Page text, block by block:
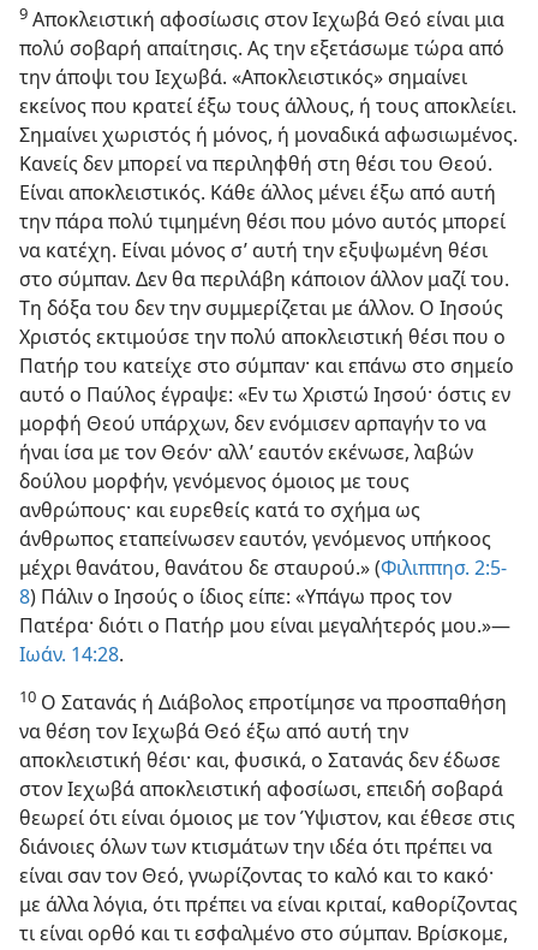
9 Αποκλειστική αφοσίωσις στον Ιεχωβά Θεό είναι μια
πολύ σοβαρή απαίτησις. Ας την εξετάσωμε τώρα από
την άποψι του Ιεχωβά. «Αποκλειστικός» σημαίνει
εκείνος που κρατεί έξω τους άλλους, ή τους αποκλείει.
Σημαίνει χωριστός ή μόνος, ή μοναδικά αφωσιωμένος.
Κανείς δεν μπορεί να περιληφθή στη θέσι του Θεού.
Είναι αποκλειστικός. Κάθε άλλος μένει έξω από αυτή
την πάρα πολύ τιμημένη θέσι που μόνο αυτός μπορεί
να κατέχη. Είναι μόνος σ’ αυτή την εξυψωμένη θέσι
στο σύμπαν. Δεν θα περιλάβη κάποιον άλλον μαζί του.
Τη δόξα του δεν την συμμερίζεται με άλλον. Ο Ιησούς
Χριστός εκτιμούσε την πολύ αποκλειστική θέσι που ο
Πατήρ του κατείχε στο σύμπαν· και επάνω στο σημείο
αυτό ο Παύλος έγραψε: «Εν τω Χριστώ Ιησού· όστις εν
μορφή Θεού υπάρχων, δεν ενόμισεν αρπαγήν το να
ήναι ίσα με τον Θεόν· αλλ’ εαυτόν εκένωσε, λαβών
δούλου μορφήν, γενόμενος όμοιος με τους
ανθρώπους· και ευρεθείς κατά το σχήμα ως
άνθρωπος εταπείνωσεν εαυτόν, γενόμενος υπήκοος
μέχρι θανάτου, θανάτου δε σταυρού.» (Φιλιππησ. 2:5-
8) Πάλιν ο Ιησούς ο ίδιος είπε: «Υπάγω προς τον
Πατέρα· διότι ο Πατήρ μου είναι μεγαλήτερός μου.»—
Ιωάν. 14:28.
10 Ο Σατανάς ή Διάβολος επροτίμησε να προσπαθήση
να θέση τον Ιεχωβά Θεό έξω από αυτή την
αποκλειστική θέσι· και, φυσικά, ο Σατανάς δεν έδωσε
στον Ιεχωβά αποκλειστική αφοσίωσι, επειδή σοβαρά
θεωρεί ότι είναι όμοιος με τον Ύψιστον, και έθεσε στις
διάνοιες όλων των κτισμάτων την ιδέα ότι πρέπει να
είναι σαν τον Θεό, γνωρίζοντας το καλό και το κακό·
με άλλα λόγια, ότι πρέπει να είναι κριταί, καθορίζοντας
τι είναι ορθό και τι εσφαλμένο στο σύμπαν. Βρίσκομε,